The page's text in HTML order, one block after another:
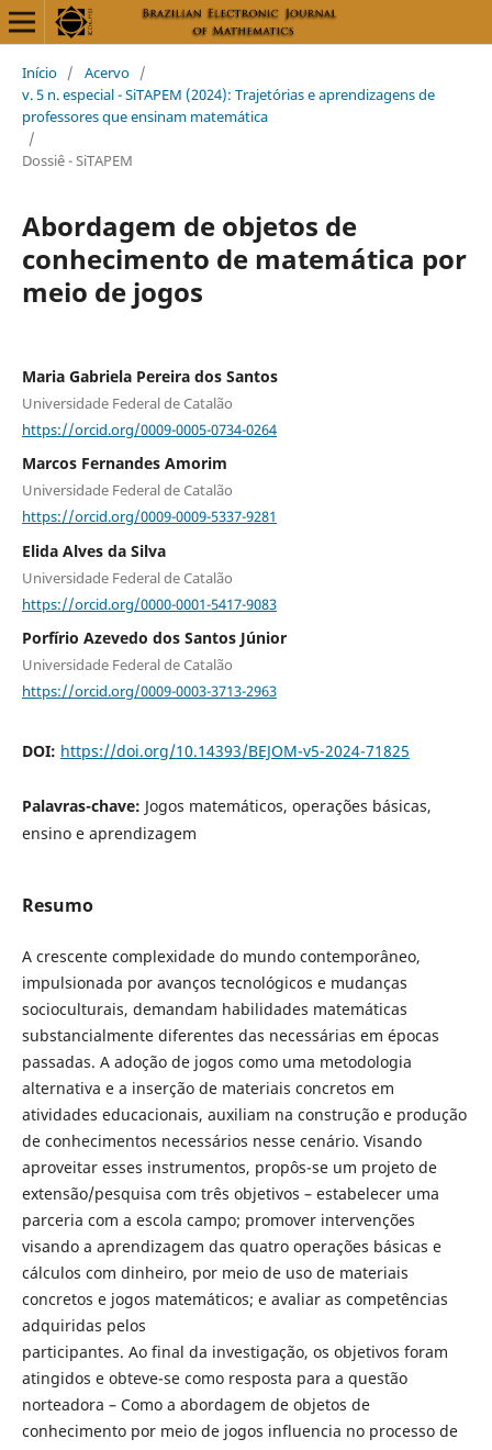
Início / Acervo /
v. 5 n. especial - SiTAPEM (2024): Trajetórias e aprendizagens de
professores que ensinam matemática
/
Dossiê - SiTAPEM
Abordagem de objetos de
conhecimento de matemática por
meio de jogos
Maria Gabriela Pereira dos Santos
Universidade Federal de Catalão
https://orcid.org/0009-0005-0734-0264
Marcos Fernandes Amorim
Universidade Federal de Catalão
https://orcid.org/0009-0009-5337-9281
Elida Alves da Silva
Universidade Federal de Catalão
https://orcid.org/0000-0001-5417-9083
Porfírio Azevedo dos Santos Júnior
Universidade Federal de Catalão
https://orcid.org/0009-0003-3713-2963
DOI: https://doi.org/10.14393/BEJOM-v5-2024-71825
Palavras-chave: Jogos matemáticos, operações básicas,
ensino e aprendizagem
Resumo
A crescente complexidade do mundo contemporâneo,
impulsionada por avanços tecnológicos e mudanças
socioculturais, demandam habilidades matemáticas
substancialmente diferentes das necessárias em épocas
passadas. A adoção de jogos como uma metodologia
alternativa e a inserção de materiais concretos em
atividades educacionais, auxiliam na construção e produção
de conhecimentos necessários nesse cenário. Visando
aproveitar esses instrumentos, propôs-se um projeto de
extensão/pesquisa com três objetivos – estabelecer uma
parceria com a escola campo; promover intervenções
visando a aprendizagem das quatro operações básicas e
cálculos com dinheiro, por meio de uso de materiais
concretos e jogos matemáticos; e avaliar as competências
adquiridas pelos
participantes. Ao final da investigação, os objetivos foram
atingidos e obteve-se como resposta para a questão
norteadora – Como a abordagem de objetos de
conhecimento por meio de jogos influencia no processo de